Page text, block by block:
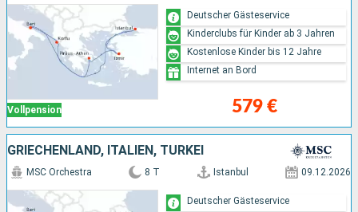
Vollpension 579 €
Deutscher Gästeservice
Kinderclubs für Kinder ab 3 Jahren
Kostenlose Kinder bis 12 Jahre
Internet an Bord
GRIECHENLAND, ITALIEN, TÜRKEI
MSC Orchestra 8 T Istanbul 09.12.2026
Deutscher Gästeservice